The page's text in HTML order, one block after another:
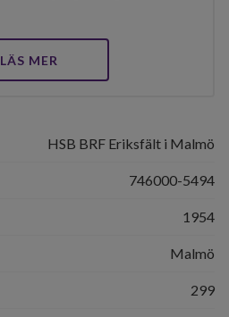
LÄS MER
HSB BRF Eriksfält i Malmö
746000-5494
1954
Malmö
299